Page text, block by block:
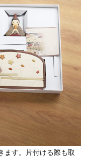
ます。片付ける際も取